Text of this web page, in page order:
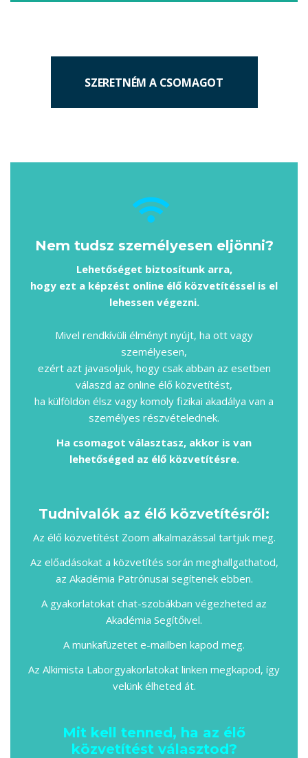
SZERETNÉM A CSOMAGOT
Nem tudsz személyesen eljönni?
Lehetőséget biztosítunk arra,
hogy ezt a képzést online élő közvetítéssel is el
lehessen végezni.
Mivel rendkívüli élményt nyújt, ha ott vagy
személyesen,
ezért azt javasoljuk, hogy csak abban az esetben
válaszd az online élő közvetítést,
ha külföldön élsz vagy komoly fizikai akadálya van a
személyes részvételednek.
Ha csomagot választasz, akkor is van
lehetőséged az élő közvetítésre.
Tudnivalók az élő közvetítésről:
Az élő közvetítést Zoom alkalmazással tartjuk meg.
Az előadásokat a közvetítés során meghallgathatod,
az Akadémia Patrónusai segítenek ebben.
A gyakorlatokat chat-szobákban végezheted az
Akadémia Segítőivel.
A munkafüzetet e-mailben kapod meg.
Az Alkimista Laborgyakorlatokat linken megkapod, így
velünk élheted át.
Mit kell tenned, ha az élő
közvetítést választod?